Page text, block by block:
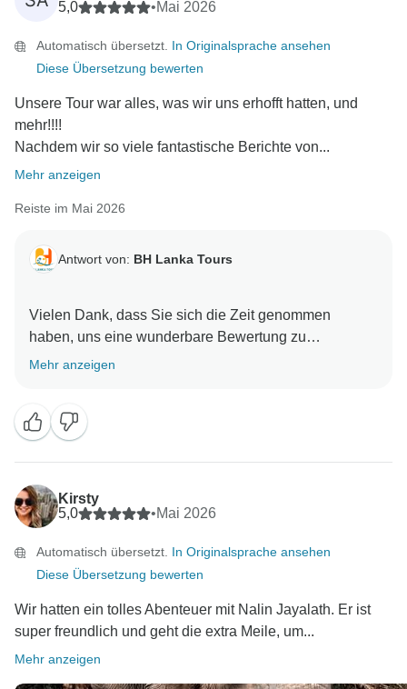
5,0
•Mai 2026
Automatisch übersetzt. In Originalsprache ansehen
Diese Übersetzung bewerten
Unsere Tour war alles, was wir uns erhofft hatten, und
mehr!!!!
Nachdem wir so viele fantastische Berichte von...
Mehr anzeigen
Reiste im Mai 2026
Antwort von: BH Lanka Tours
Vielen Dank, dass Sie sich die Zeit genommen
haben, uns eine wunderbare Bewertung zu
hinterlassen. Es freut uns sehr zu hören, dass Ihnen
Mehr anzeigen
Kirsty
5,0
•Mai 2026
Automatisch übersetzt. In Originalsprache ansehen
Diese Übersetzung bewerten
Wir hatten ein tolles Abenteuer mit Nalin Jayalath. Er ist
super freundlich und geht die extra Meile, um...
Mehr anzeigen